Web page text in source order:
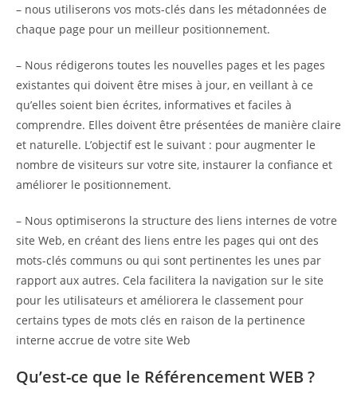
– nous utiliserons vos mots-clés dans les métadonnées de
chaque page pour un meilleur positionnement.
– Nous rédigerons toutes les nouvelles pages et les pages
existantes qui doivent être mises à jour, en veillant à ce
qu’elles soient bien écrites, informatives et faciles à
comprendre. Elles doivent être présentées de manière claire
et naturelle. L’objectif est le suivant : pour augmenter le
nombre de visiteurs sur votre site, instaurer la confiance et
améliorer le positionnement.
– Nous optimiserons la structure des liens internes de votre
site Web, en créant des liens entre les pages qui ont des
mots-clés communs ou qui sont pertinentes les unes par
rapport aux autres. Cela facilitera la navigation sur le site
pour les utilisateurs et améliorera le classement pour
certains types de mots clés en raison de la pertinence
interne accrue de votre site Web
Qu’est-ce que le Référencement WEB ?